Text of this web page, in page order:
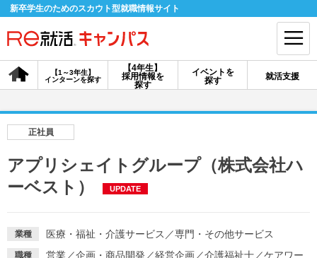
新卒学生のためのスカウト型就職情報サイト
【4年生】
採用情報を
探す
【1～3年生】
インターンを探す
イベントを
探す
就活支援
会員登録 ログイン
正社員
アプリシェイトグループ（株式会社ハ
ーベスト）
UPDATE
業種 医療・福祉・介護サービス ／専門・その他サービス
職種 営業／企画・商品開発 ／経営企画／介護福祉士／ケアワー